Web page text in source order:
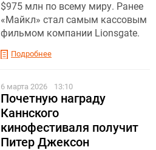
$975 млн по всему миру. Ранее
«Майкл» стал самым кассовым
фильмом компании Lionsgate.
Подробнее
6 марта 2026 13:10
Почетную награду
Каннского
кинофестиваля получит
Питер Джексон